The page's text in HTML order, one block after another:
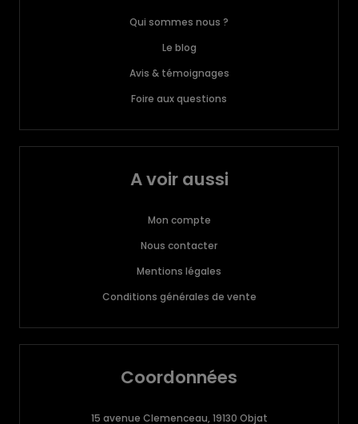
Qui sommes nous ?
Le blog
Avis & témoignages
Foire aux questions
A voir aussi
Mon compte
Nous contacter
Mentions légales
Conditions générales de vente
Coordonnées
15 avenue Clemenceau, 19130 Objat